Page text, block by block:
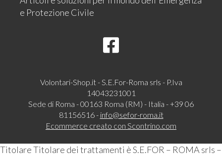
e Protezione Civile
Volontari-Shop.it - S.E.For-Roma srls - P.Iva
14043231001
Sede di Roma - 00163 Roma (RM) - Italia - +39 06
81156516 - info@sefor-roma.it
Ecommerce creato con Scontrino.com
Titolare Titolare dei trattamenti è S.E.FOR – ROMA srls –